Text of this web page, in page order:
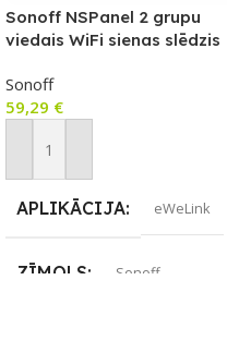
Sonoff NSPanel 2 grupu
viedais WiFi sienas slēdzis
viedās ainas slēdža funkciju
Sonoff
59,29 €
Pievienot Grozam
APLIKĀCIJA eWeLink
ZĪMOLS Sonoff